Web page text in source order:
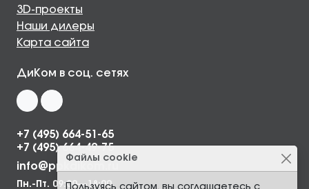
Файлы cookie
Пользуясь сайтом, вы соглашаетесь с
3D-проекты
Наши дилеры
Карта сайта
ДиКом в соц. сетях
+7 (495) 664-51-65
+7 (495) 664-49-75
info@ppkdikom.ru
Пн.-Пт. 09:00—18:00